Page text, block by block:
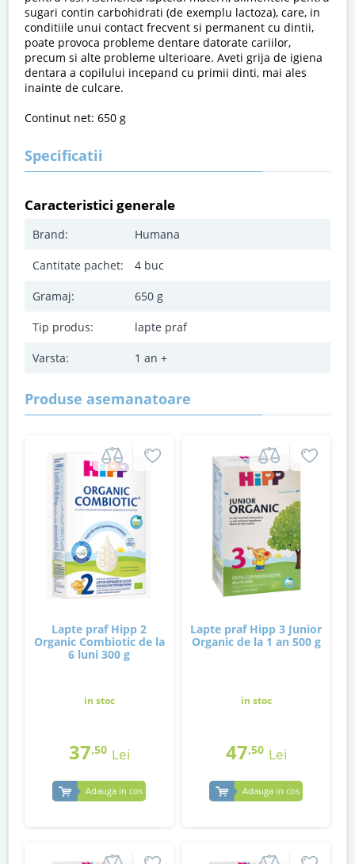
sugari contin carbohidrati (de exemplu lactoza), care, in
conditiile unui contact frecvent si permanent cu dintii,
poate provoca probleme dentare datorate cariilor,
precum si alte probleme ulterioare. Aveti grija de igiena
dentara a copilului incepand cu primii dinti, mai ales
inainte de culcare.
Continut net: 650 g
Specificatii
Caracteristici generale
Brand: Humana
Cantitate pachet: 4 buc
Gramaj: 650 g
Tip produs: lapte praf
Varsta: 1 an +
Produse asemanatoare
Lapte praf Hipp 2
Organic Combiotic de la
6 luni 300 g
in stoc
37,50 Lei
Adauga in cos
Lapte praf Hipp 3 Junior
Organic de la 1 an 500 g
in stoc
47,50 Lei
Adauga in cos